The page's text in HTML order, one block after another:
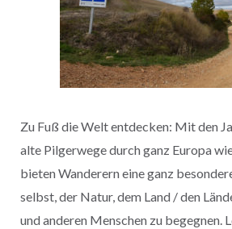
Zu Fuß die Welt entdecken: Mit den
alte Pilgerwege durch ganz Europa
bieten Wanderern eine ganz
selbst, der Natur, dem Land / den
und anderen Menschen zu begegnen.